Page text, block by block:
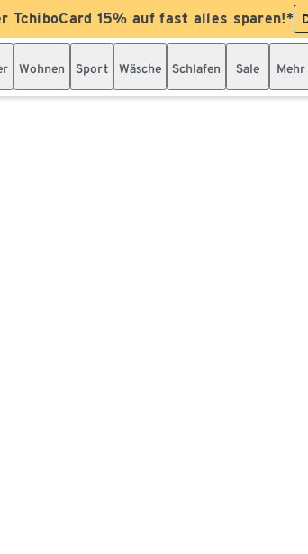
TchiboCard 15% auf fast alles sparen!*
Wohnen Sport Wäsche Schlafen Sale Mehr